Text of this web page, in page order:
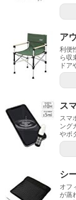
ア
利便
ら収
ドア
ス
スマ
ング
やボ
シ
オフ
が蒸